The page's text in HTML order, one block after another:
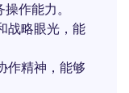
作能力。
战略眼光，能
作精神，能够